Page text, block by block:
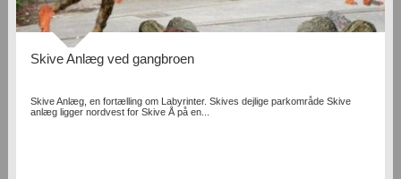
Skive Anlæg ved gangbroen
Skive Anlæg, en fortælling om Labyrinter. Skives dejlige parkområde Skive
anlæg ligger nordvest for Skive Å på en...